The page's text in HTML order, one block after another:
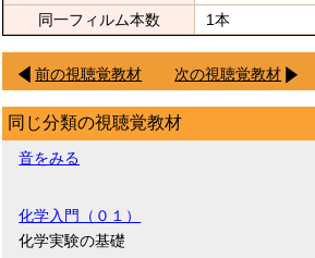
同一フィルム本数
1本
前の視聴覚教材 次の視聴覚教材
同じ分類の視聴覚教材
音をみる
化学入門（０１）
化学実験の基礎